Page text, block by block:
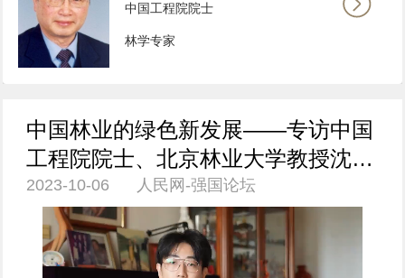
中国工程院院士
林学专家
中国林业的绿色新发展——专访中国
工程院院士、北京林业大学教授沈国
舫
2023-10-06 人民网-强国论坛